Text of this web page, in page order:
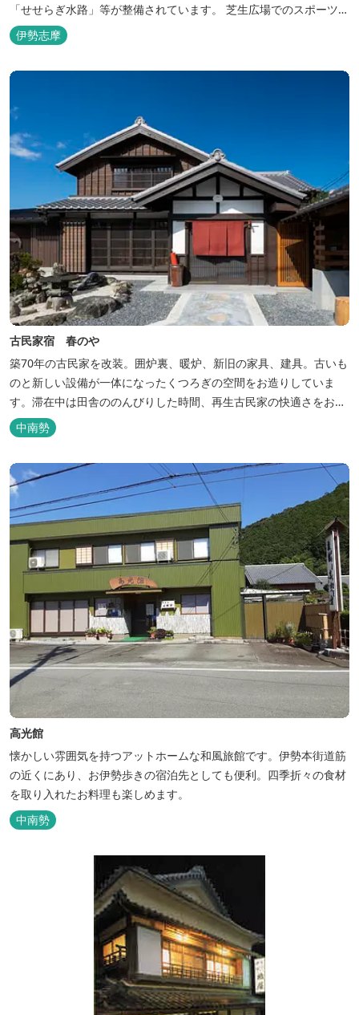
「せせらぎ水路」等が整備されています。 芝生広場でのスポーツや
バーベキューはもちろん、 車での乗り入れも可能なため、オートキ
ャンプなどもお楽しみいただけます！ 火災防止のため、バーベキュ
伊勢志摩
古民家宿 春のや
築70年の古民家を改装。囲炉裏、暖炉、新旧の家具、建具。古いも
のと新しい設備が一体になったくつろぎの空間をお造りしていま
す。滞在中は田舎ののんびりした時間、再生古民家の快適さをお楽
しみください。 【時間】 《 チェックイン 》 15：00～20：00の間
にお願いいたします。 《 チェックアウト 》 10：00まで 【御利用
料金】 一日一組様１棟貸し（定員５名） 一...
中南勢
高光館
懐かしい雰囲気を持つアットホームな和風旅館です。伊勢本街道筋
の近くにあり、お伊勢歩きの宿泊先としても便利。四季折々の食材
を取り入れたお料理も楽しめます。
中南勢